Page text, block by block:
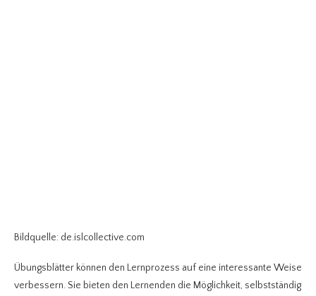
Bildquelle: de.islcollective.com
Übungsblätter können den Lernprozess auf eine interessante Weise
verbessern. Sie bieten den Lernenden die Möglichkeit, selbstständig